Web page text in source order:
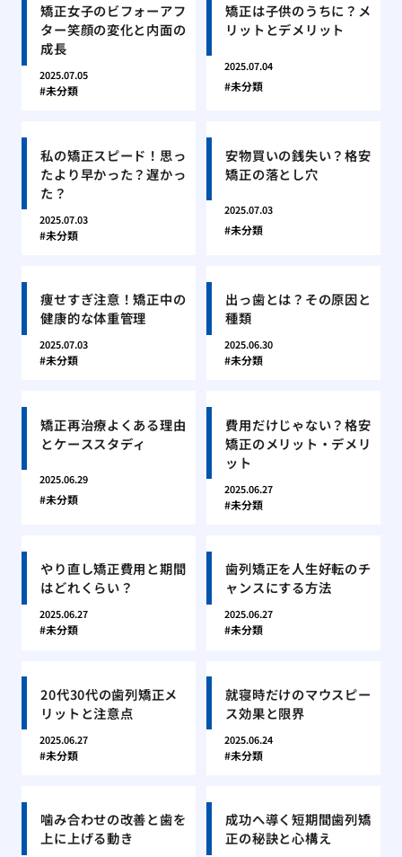
矯正女子のビフォーアフ
ター笑顔の変化と内面の
成長
2025.07.05
未分類
矯正は子供のうちに？メ
リットとデメリット
2025.07.04
未分類
私の矯正スピード！思っ
たより早かった？遅かっ
た？
2025.07.03
未分類
安物買いの銭失い？格安
矯正の落とし穴
2025.07.03
未分類
痩せすぎ注意！矯正中の
健康的な体重管理
2025.07.03
未分類
出っ歯とは？その原因と
種類
2025.06.30
未分類
矯正再治療よくある理由
とケーススタディ
2025.06.29
未分類
費用だけじゃない？格安
矯正のメリット・デメリ
ット
2025.06.27
未分類
やり直し矯正費用と期間
はどれくらい？
2025.06.27
未分類
歯列矯正を人生好転のチ
ャンスにする方法
2025.06.27
未分類
20代30代の歯列矯正メ
リットと注意点
2025.06.27
未分類
就寝時だけのマウスピー
ス効果と限界
2025.06.24
未分類
噛み合わせの改善と歯を
上に上げる動き
成功へ導く短期間歯列矯
正の秘訣と心構え